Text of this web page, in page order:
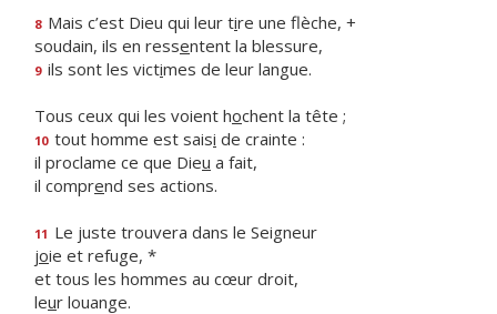
8 Mais c’est Dieu qui leur tire une flèche, +
soudain, ils en ressentent la blessure,
9 ils sont les victimes de leur langue.
Tous ceux qui les voient hochent la tête ;
10 tout homme est saisi de crainte :
il proclame ce que Dieu a fait,
il comprend ses actions.
11 Le juste trouvera dans le Seigneur
joie et refuge, *
et tous les hommes au cœur droit,
leur louange.